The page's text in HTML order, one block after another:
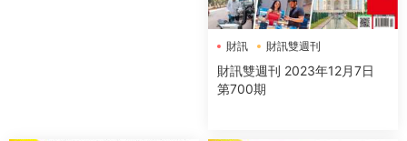
財訊 財訊雙週刊
財訊雙週刊 2023年12月7日
第700期